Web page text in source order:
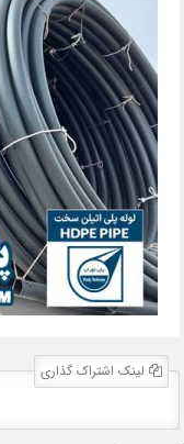
لینک اشتراک گذاری